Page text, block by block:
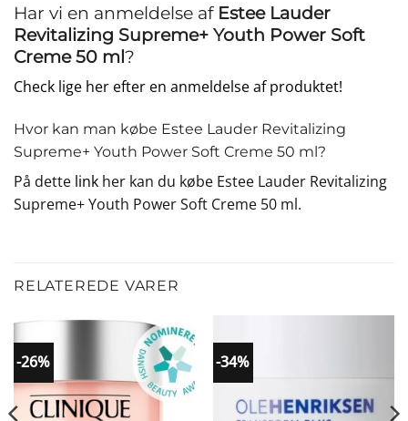
Har vi en anmeldelse af Estee Lauder
Revitalizing Supreme+ Youth Power Soft
Creme 50 ml?
Check lige her efter en anmeldelse af produktet!
Hvor kan man købe Estee Lauder Revitalizing
Supreme+ Youth Power Soft Creme 50 ml?
På dette link her kan du købe Estee Lauder Revitalizing
Supreme+ Youth Power Soft Creme 50 ml.
RELATEREDE VARER
-26% -34%